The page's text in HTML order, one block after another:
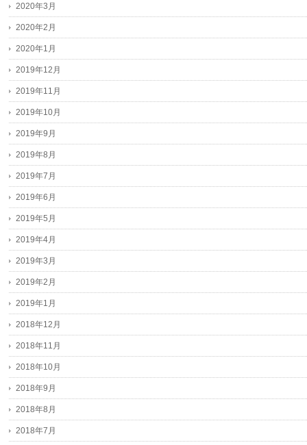
2020年3月
2020年2月
2020年1月
2019年12月
2019年11月
2019年10月
2019年9月
2019年8月
2019年7月
2019年6月
2019年5月
2019年4月
2019年3月
2019年2月
2019年1月
2018年12月
2018年11月
2018年10月
2018年9月
2018年8月
2018年7月